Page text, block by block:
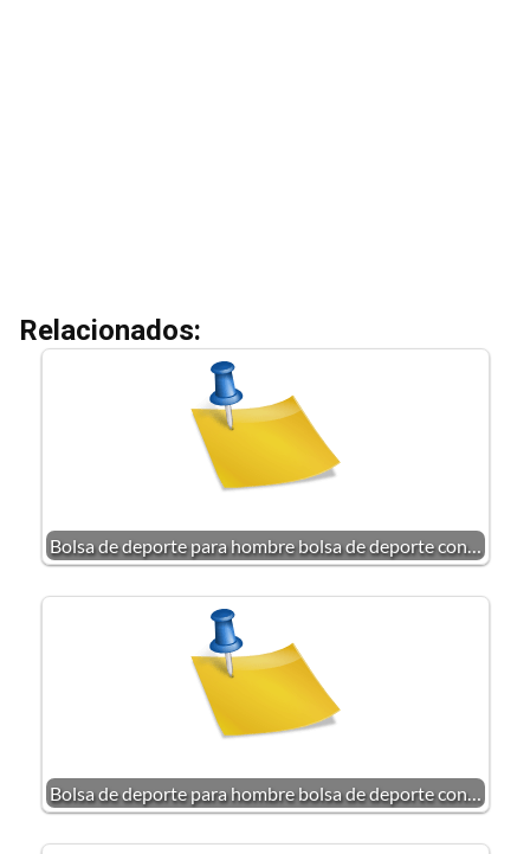
Relacionados:
Bolsa de deporte para hombre bolsa de deporte con…
Bolsa de deporte para hombre bolsa de deporte con…